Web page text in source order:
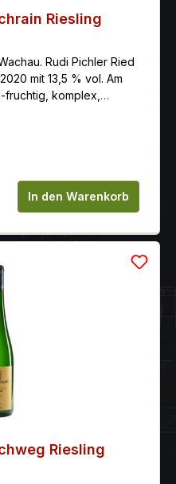
100% ökologisch und
passt der
Gerichten wie Reh,
Riesling
Rudi Pichler Ried
mit 13,5 % vol. Am
fruchtig, komplex,
den
In den Warenkorb
Riesling